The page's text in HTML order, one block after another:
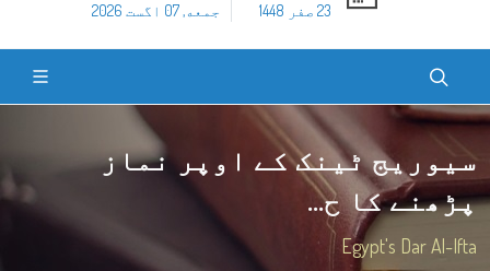
23 صفر 1448
جمعه, 07 اگست 2026
سیوریج ٹینک کے اوپر نماز
پڑھنے کا ح...
Egypt's Dar Al-Ifta